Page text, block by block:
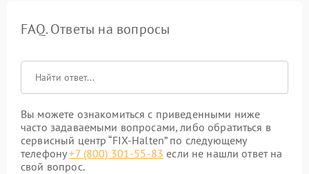
FAQ. Ответы на вопросы
Вы можете ознакомиться с приведенными ниже
часто задаваемыми вопросами, либо обратиться в
сервисный центр “FIX-Halten” по следующему
телефону+7 (800) 301-55-83 если не нашли ответ на
свой вопрос.